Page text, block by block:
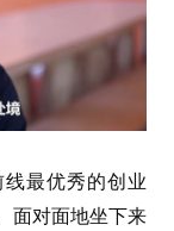
线最优秀的创业
面对面地坐下来